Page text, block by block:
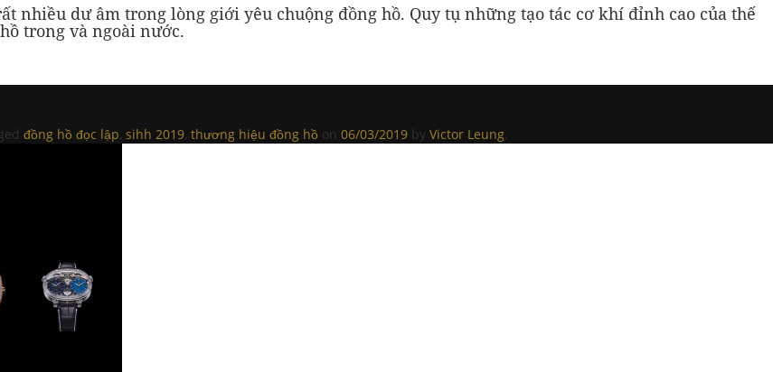
nhiều dư âm trong lòng giới yêu chuộng đồng hồ. Quy tụ những tạo tác cơ khí đỉnh cao của thế
trong và ngoài nước.
đồng hồ đọc lập, sihh 2019, thương hiệu đồng hồ on 06/03/2019 by Victor Leung.